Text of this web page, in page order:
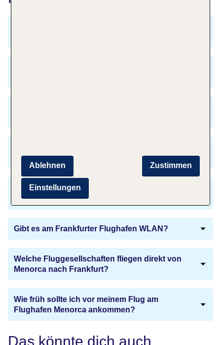
Frankfurt?
Was sind besondere Sehenswürdigkeiten in
Frankfurt?
Gibt es am Frankfurter Flughafen WLAN?
Welche Fluggesellschaften fliegen direkt von
Menorca nach Frankfurt?
Wie früh sollte ich vor meinem Flug am
Flughafen Menorca ankommen?
Das könnte dich auch
Zustimmen
Ablehnen
Einstellungen